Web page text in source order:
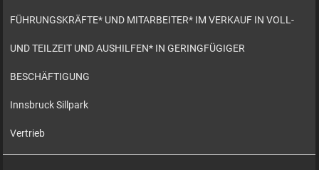
FÜHRUNGSKRÄFTE* UND MITARBEITER* IM VERKAUF IN VOLL-
UND TEILZEIT UND AUSHILFEN* IN GERINGFÜGIGER
BESCHÄFTIGUNG
Innsbruck Sillpark
Vertrieb